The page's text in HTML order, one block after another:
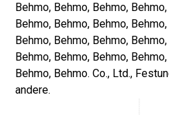
Behmo, Behmo, Behmo,
Behmo, Behmo, Behmo,
Behmo, Behmo, Behmo,
Behmo, Behmo, Behmo,
Behmo, Behmo. Co., Ltd.,
andere.